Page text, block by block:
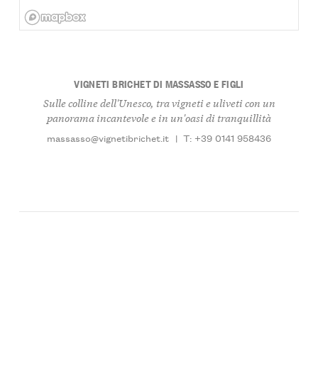
VIGNETI BRICHET DI MASSASSO E FIGLI
Sulle colline dell'Unesco, tra vigneti e uliveti con un
panorama incantevole e in un'oasi di tranquillità
massasso@vignetibrichet.it | T: +39 0141 958436